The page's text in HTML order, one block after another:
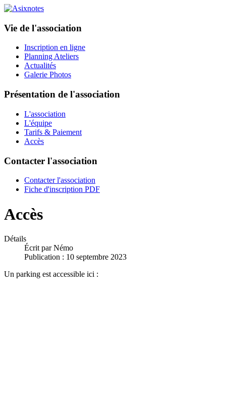
Vie de l'association
Inscription en ligne
Planning Ateliers
Actualités
Galerie Photos
Présentation de l'association
L'association
L'équipe
Tarifs & Paiement
Accès
Contacter l'association
Contacter l'association
Fiche d'inscription PDF
Accès
Détails
Écrit parNémo
Publication : 10 septembre 2023
Un parking est accessible ici :